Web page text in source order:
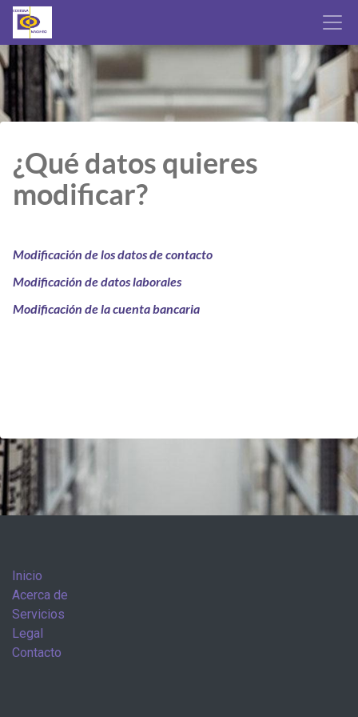
¿Qué datos quieres
modificar?
Modificación de los datos de contacto
Modificación de datos laborales
Modificación de la cuenta bancaria
Inicio
Acerca de
Servicios
Legal
Contacto